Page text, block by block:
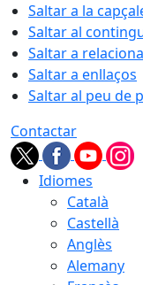
Saltar a la
Saltar al
Saltar a
Saltar a enllaços
Saltar al peu de
Contactar
Idiomes
Català
Castellà
Anglès
Alemany